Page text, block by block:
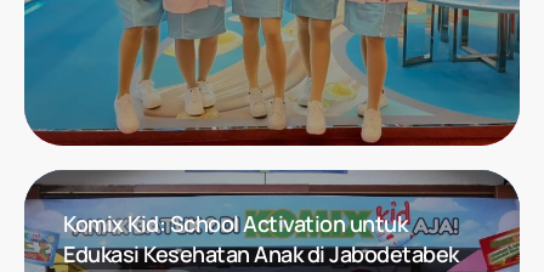
Komix Kid: School Activation untuk
Edukasi Kesehatan Anak di Jabodetabek